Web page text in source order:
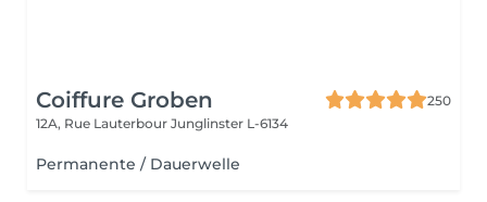
Coiffure Groben
250
12A, Rue Lauterbour Junglinster L-6134
Permanente / Dauerwelle